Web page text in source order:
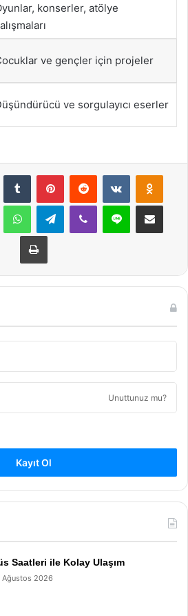
konserler, atölye
ve gençler için projeler
ve sorgulayıcı eserler
Tumblr PinterestReddit VKontakte
WhatsAppTelegramViber Line E-Posta ile
Yazdır
Unuttunuz mu?
Kayıt Ol
Saatleri ile Kolay Ulaşım
Ağustos 2026